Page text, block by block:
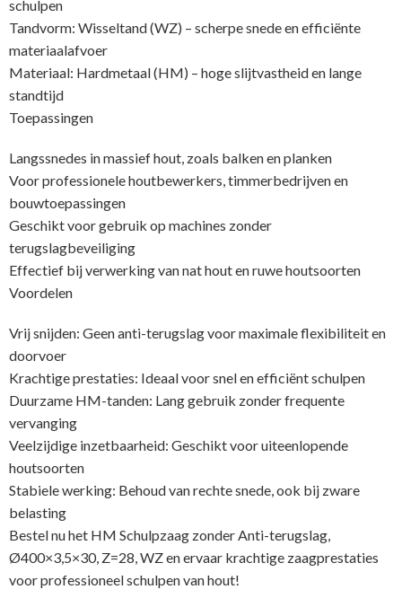
schulpen
Tandvorm: Wisseltand (WZ) – scherpe snede en efficiënte
materiaalafvoer
Materiaal: Hardmetaal (HM) – hoge slijtvastheid en lange
standtijd
Toepassingen
Langssnedes in massief hout, zoals balken en planken
Voor professionele houtbewerkers, timmerbedrijven en
bouwtoepassingen
Geschikt voor gebruik op machines zonder
terugslagbeveiliging
Effectief bij verwerking van nat hout en ruwe houtsoorten
Voordelen
Vrij snijden: Geen anti-terugslag voor maximale flexibiliteit en
doorvoer
Krachtige prestaties: Ideaal voor snel en efficiënt schulpen
Duurzame HM-tanden: Lang gebruik zonder frequente
vervanging
Veelzijdige inzetbaarheid: Geschikt voor uiteenlopende
houtsoorten
Stabiele werking: Behoud van rechte snede, ook bij zware
belasting
Bestel nu het HM Schulpzaag zonder Anti-terugslag,
Ø400×3,5×30, Z=28, WZ en ervaar krachtige zaagprestaties
voor professioneel schulpen van hout!